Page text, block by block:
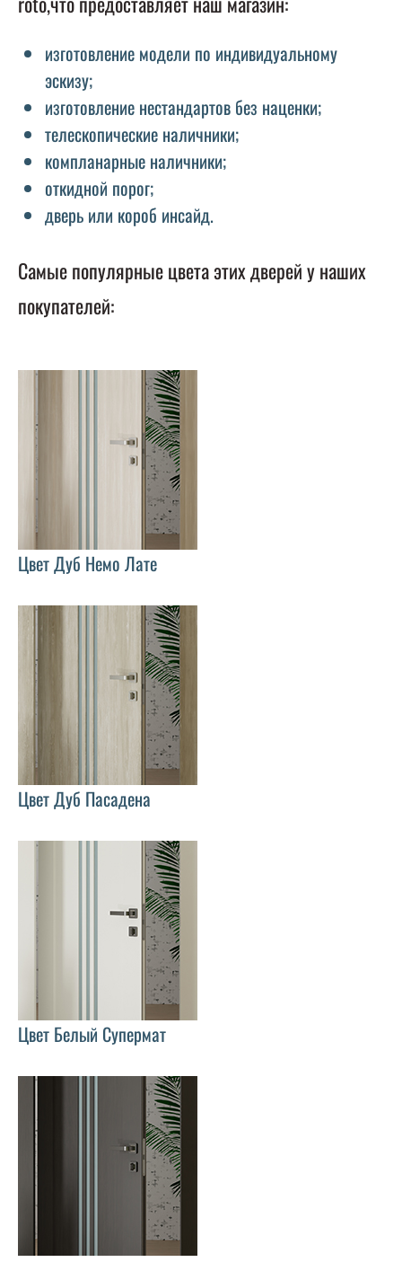
изготовление модели по индивидуальному
эскизу;
изготовление нестандартов без наценки;
телескопические наличники;
компланарные наличники;
откидной порог;
дверь или короб инсайд.
Самые популярные цвета этих дверей у наших
покупателей:
Цвет Дуб Немо Лате
Цвет Дуб Пасадена
Цвет Белый Супермат